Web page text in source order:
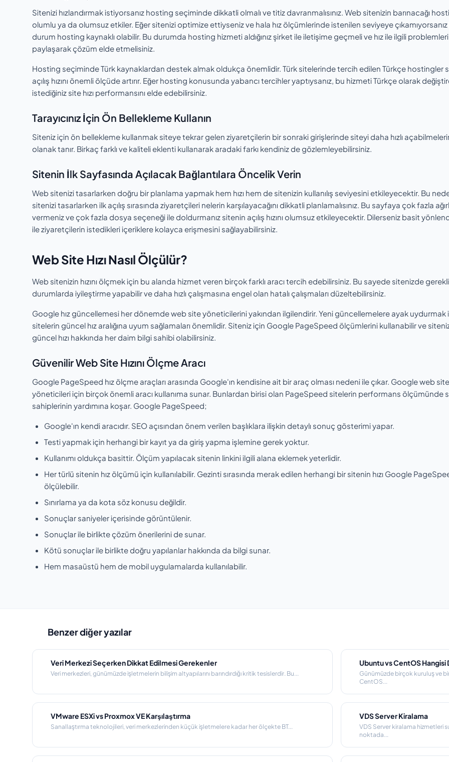
Sitenizi hızlandırmak istiyorsanız hosting seçiminde dikkatli olmalı ve titiz davranmalısınız. Web sitenizin barınacağı
olumlu ya da olumsuz etkiler. Eğer sitenizi optimize ettiyseniz ve hala hız ölçümlerinde istenilen seviyeye
durum hosting kaynaklı olabilir. Bu durumda hosting hizmeti aldığınız şirket ile iletişime geçmeli ve hız ile ilgili problemleri
paylaşarak çözüm elde etmelisiniz.
Hosting seçiminde Türk kaynaklardan destek almak oldukça önemlidir. Türk sitelerinde tercih edilen Türkçe hostingler
açılış hızını önemli ölçüde artırır. Eğer hosting konusunda yabancı tercihler yaptıysanız, bu hizmeti Türkçe olarak
istediğiniz site hızı performansını elde edebilirsiniz.
Tarayıcınız İçin Ön Bellekleme Kullanın
Siteniz için ön bellekleme kullanmak siteye tekrar gelen ziyaretçilerin bir sonraki girişlerinde siteyi daha hızlı
olanak tanır. Birkaç farklı ve kaliteli eklenti kullanarak aradaki farkı kendiniz de gözlemleyebilirsiniz.
Sitenin İlk Sayfasında Açılacak Bağlantılara Öncelik Verin
Web sitenizi tasarlarken doğru bir planlama yapmak hem hızı hem de sitenizin kullanılış seviyesini etkileyecektir. Bu
sitenizi tasarlarken ilk açılış sırasında ziyaretçileri nelerin karşılayacağını dikkatli planlamalısınız. Bu sayfaya çok fazla
vermeniz ve çok fazla dosya seçeneği ile doldurmanız sitenin açılış hızını olumsuz etkileyecektir. Dilerseniz basit
ile ziyaretçilerin istedikleri içeriklere kolayca erişmesini sağlayabilirsiniz.
Web Site Hızı Nasıl Ölçülür?
Web sitenizin hızını ölçmek için bu alanda hizmet veren birçok farklı aracı tercih edebilirsiniz. Bu sayede sitenizde gerekli
durumlarda iyileştirme yapabilir ve daha hızlı çalışmasına engel olan hatalı çalışmaları düzeltebilirsiniz.
Google hız güncellemesi her dönemde web site yöneticilerini yakından ilgilendirir. Yeni güncellemelere ayak uydurmak
sitelerin güncel hız aralığına uyum sağlamaları önemlidir. Siteniz için Google PageSpeed ölçümlerini kullanabilir ve
güncel hızı hakkında her daim bilgi sahibi olabilirsiniz.
Güvenilir Web Site Hızını Ölçme Aracı
Google PageSpeed hız ölçme araçları arasında Google'ın kendisine ait bir araç olması nedeni ile çıkar. Google web site
yöneticileri için birçok önemli aracı kullanıma sunar. Bunlardan birisi olan PageSpeed sitelerin performans ölçümünde
sahiplerinin yardımına koşar. Google PageSpeed;
Google'ın kendi aracıdır. SEO açısından önem verilen başlıklara ilişkin detaylı sonuç gösterimi yapar.
Testi yapmak için herhangi bir kayıt ya da giriş yapma işlemine gerek yoktur.
Kullanımı oldukça basittir. Ölçüm yapılacak sitenin linkini ilgili alana eklemek yeterlidir.
Her türlü sitenin hız ölçümü için kullanılabilir. Gezinti sırasında merak edilen herhangi bir sitenin hızı Google
ölçülebilir.
Sınırlama ya da kota söz konusu değildir.
Sonuçlar saniyeler içerisinde görüntülenir.
Sonuçlar ile birlikte çözüm önerilerini de sunar.
Kötü sonuçlar ile birlikte doğru yapılanlar hakkında da bilgi sunar.
Hem masaüstü hem de mobil uygulamalarda kullanılabilir.
Benzer diğer yazılar
Veri Merkezi Seçerken Dikkat Edilmesi Gerekenler
Veri merkezleri, günümüzde işletmelerin bilişim altyapılarını barındırdığı kritik tesislerdir. Bu...
Ubuntu vs CentOS Hangisi
Günümüzde birçok kuruluş ve
CentOS...
VMware ESXi vs Proxmox VE Karşılaştırma
Sanallaştırma teknolojileri, veri merkezlerinden küçük işletmelere kadar her ölçekte BT...
VDS Server Kiralama
VDS Server kiralama hizmetleri
noktada...